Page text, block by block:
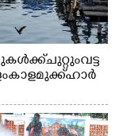
ചുറ്റും വട്ട
കാളമുക്ക് ഹാർ